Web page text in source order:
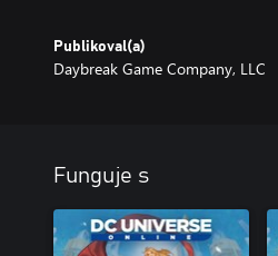
Publikoval(a)
Daybreak Game Company, LLC
Funguje s